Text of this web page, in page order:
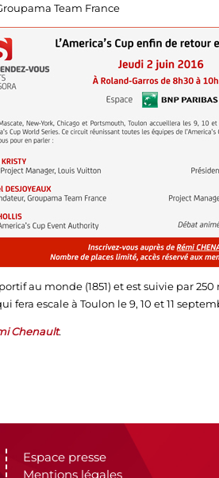
Team France
au monde (1851) et est suivie par
escale à Toulon le 9, 10 et 11
Chenault.
Espace presse
Mentions légales